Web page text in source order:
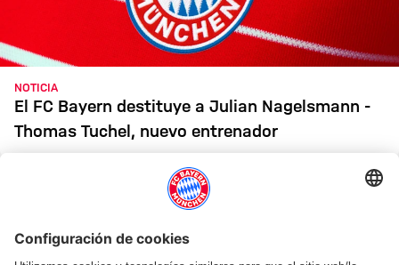
NOTICIA
El FC Bayern destituye a Julian Nagelsmann -
Thomas Tuchel, nuevo entrenador